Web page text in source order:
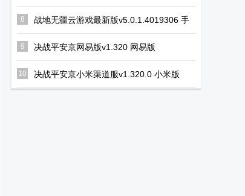
8
战地无疆云游戏最新版v5.0.1.4019306 手
机版
9 决战平安京网易版v1.320 网易版
10 决战平安京小米渠道服v1.320.0 小米版